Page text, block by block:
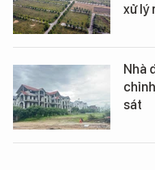
xử lý
Nhà
sát